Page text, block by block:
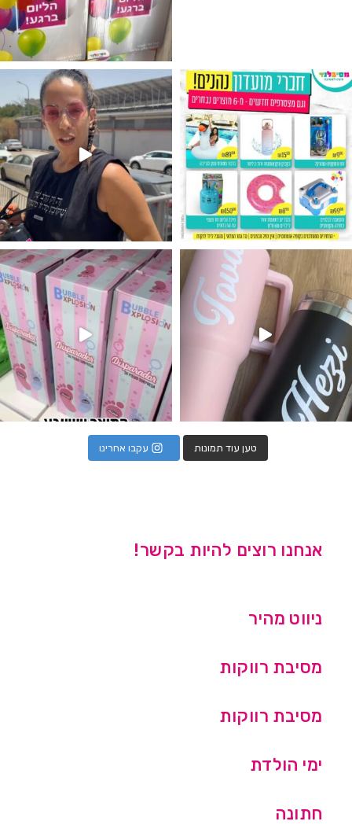
מין העובר רק במסיבלנד !! קיים
מטף לגילוי מין העובר חזר למלא
טען עוד תמונות עקבו אחרינו
אנחנו רוצים להיות בקשר!
ניווט מהיר
מסיבת רווקות
מסיבת רווקות
ימי הולדת
חתונה